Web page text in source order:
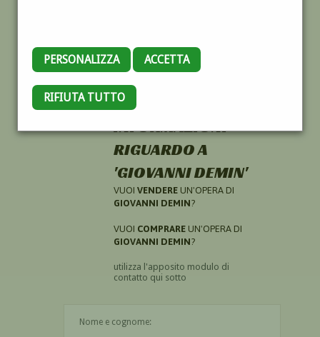
PERSONALIZZA ACCETTA
RIFIUTA TUTTOHAI CERCATO
INFORMAZIONI
RIGUARDO A
'GIOVANNI DEMIN'
VUOI VENDERE UN'OPERA DI
GIOVANNI DEMIN?
VUOI COMPRARE UN'OPERA DI
GIOVANNI DEMIN?
utilizza l'apposito modulo di
contatto qui sotto